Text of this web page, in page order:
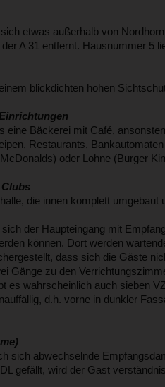
etwas außerhalb von
A 31 entfernt. Hausnummer 5
blickdichten hohen
eine Bäckerei mit Café,
Restaurants,
oder Lohne (Burger
die innen komplett umgebaut
sich der Haupteingang mit
können. Dort werden
dass sich die Gäste
Gänge zu den
es wahrscheinlich auch sieben
d.h. vorne in dunkler
sich abwechselnde
gefällt, wird der Gast